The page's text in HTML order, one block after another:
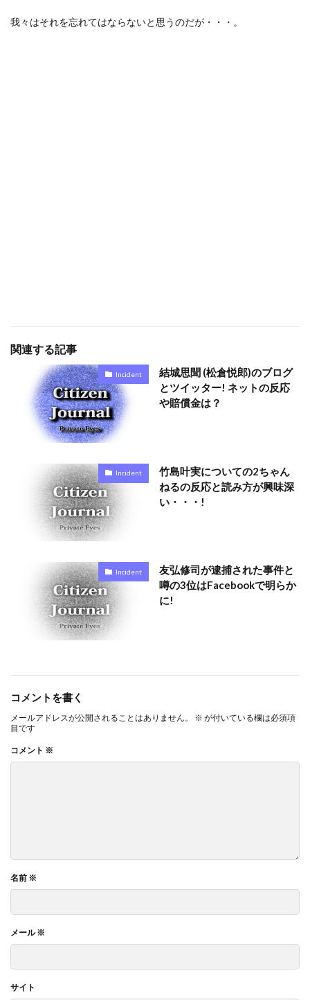
我々はそれを忘れてはならないと思うのだが・・・。
関連する記事
Incident
結城思聞 (松倉悦郎)のブログ
とツイッター! ネットの反応
や賠償金は？
Incident
竹島叶実についての2ちゃん
ねるの反応と読み方が興味深
い・・・!
Incident
友弘修司が逮捕された事件と
噂の3位はFacebookで明らか
に!
コメントを書く
メールアドレスが公開されることはありません。 ※ が付いている欄は必須項
目です
コメント ※
名前 ※
メール※
サイト